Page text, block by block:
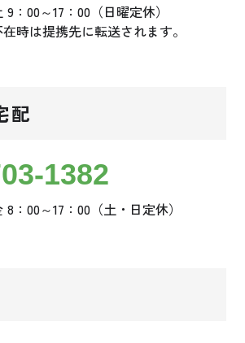
：00～17：00（日曜定休）
時は提携先に転送されます。
配
1382
：00～17：00（土・日定休）